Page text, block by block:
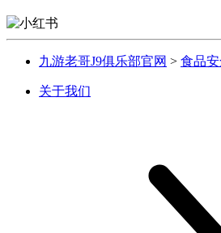
九游老哥J9俱乐部官网 > 食品
关于我们